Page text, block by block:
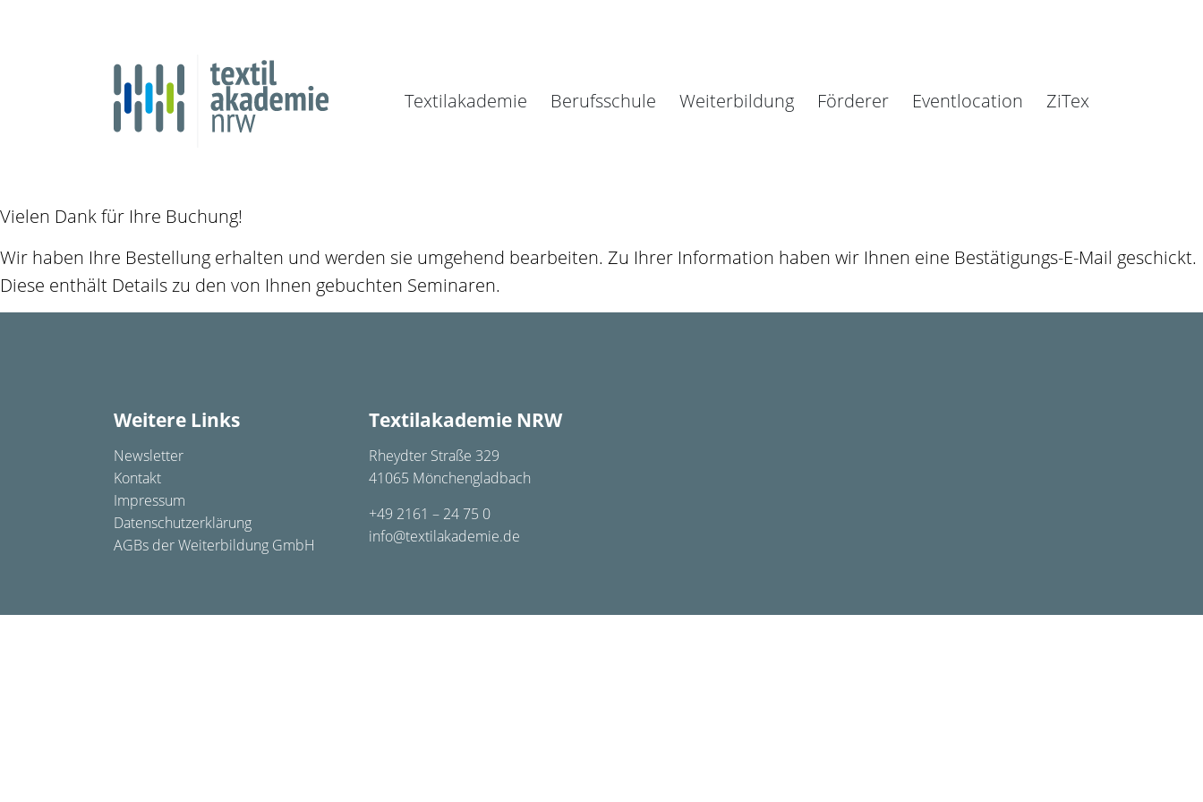
Textilakademie Berufsschule Weiterbildung Förderer Eventlocation ZiTex
Vielen Dank für Ihre Buchung!
Wir haben Ihre Bestellung erhalten und werden sie umgehend bearbeiten. Zu Ihrer Information haben wir Ihnen eine Bestätigungs-E-Mail geschickt.
Diese enthält Details zu den von Ihnen gebuchten Seminaren.
Weitere Links
Newsletter
Kontakt
Impressum
Datenschutzerklärung
AGBs der Weiterbildung GmbH
Textilakademie NRW
Rheydter Straße 329
41065 Mönchengladbach
+49 2161 – 24 75 0
info@textilakademie.de